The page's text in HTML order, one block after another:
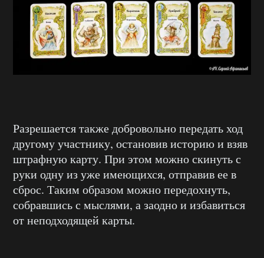
Разрешается также добровольно передать ход
другому участнику, остановив историю и взяв
штрафную карту. При этом можно скинуть с
руки одну из уже имеющихся, отправив ее в
сброс. Таким образом можно передохнуть,
собравшись с мыслями, а заодно и избавиться
от неподходящей карты.